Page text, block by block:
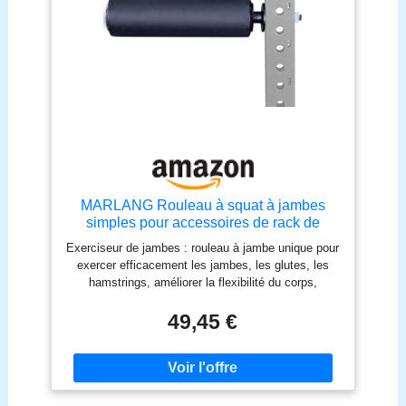
MARLANG Rouleau à squat à jambes
simples pour accessoires de rack de
squat, squat fendue bulgare pour
équipement d'entraînement accessoires
de gym à domicile
Exerciseur de jambes : rouleau à jambe unique pour
exercer efficacement les jambes, les glutes, les
hamstrings, améliorer la flexibilité du corps,
cadeau pour tous ceux qui aiment le fitness.
Matériau de qualité supérieure : le rouleau de squat
à jambes uniques est fabriqué en acier de haute
qualité et en éponge PU, finition fine, robuste et
durable, le coussinet en éponge ultra épais pour
49,45 €